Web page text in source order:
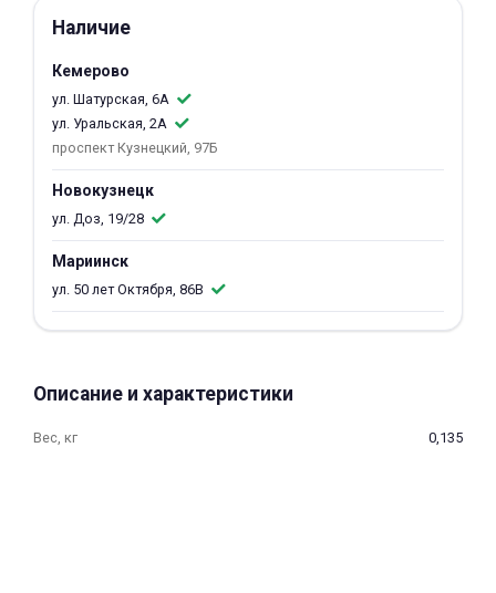
Наличие
Кемерово
ул. Шатурская, 6А
ул. Уральская, 2А
проспект Кузнецкий, 97Б
Новокузнецк
ул. Доз, 19/28
Мариинск
ул. 50 лет Октября, 86В
Описание и характеристики
Вес, кг 0,135
об оплате Плайтом
недели